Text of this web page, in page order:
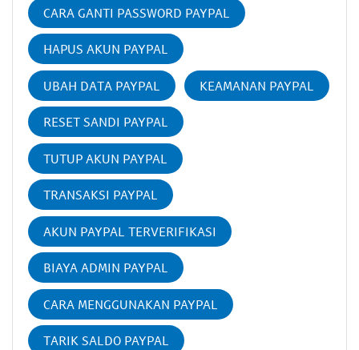
CARA GANTI PASSWORD PAYPAL
HAPUS AKUN PAYPAL
UBAH DATA PAYPAL KEAMANAN PAYPAL
RESET SANDI PAYPAL
TUTUP AKUN PAYPAL
TRANSAKSI PAYPAL
AKUN PAYPAL TERVERIFIKASI
BIAYA ADMIN PAYPAL
CARA MENGGUNAKAN PAYPAL
TARIK SALDO PAYPAL